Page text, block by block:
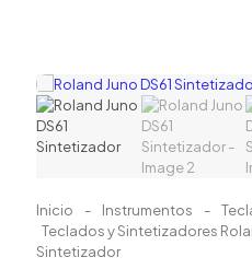
Inicio - Instrumentos -
Teclados y Sintetizadores
Sintetizador